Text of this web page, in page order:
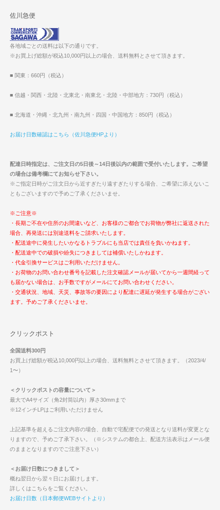
佐川急便
各地域ごとの送料は以下の通りです。
※お買上げ総額が税込10,000円以上の場合、送料無料とさせて頂きます。
■ 関東：660円（税込）
■ 信越・関西・北陸・北東北・南東北・北陸・中部地方：730円（税込）
■ 北海道・沖縄・北九州・南九州・四国・中国地方：850円（税込）
お届け日数確認はこちら（佐川急便HPより）
配達日時指定は、ご注文日の5日後～14日後以内の範囲で受付いたします。ご希望
の場合は備考欄にてお知らせ下さい。
※ご指定日時がご注文日から近すぎたり遠すぎたりする場合、ご希望に添えないこ
ともございますので予めご了承くださいませ。
※ご注意※
・長期ご不在や住所のお間違いなど、お客様のご都合でお荷物が弊社に返送された
場合、再発送には別途送料をご請求いたします。
・配送途中に発生したいかなるトラブルにも当店では責任を負いかねます。
・配送途中での破損や紛失につきましては補償いたしかねます。
・代金引換サービスはご利用いただけません。
・お荷物のお問い合わせ番号を記載した注文確認メールが届いてから一週間経って
も届かない場合は、お手数ですがメールにてお問い合わせください。
・交通状況、地域、天災、事故等の要因により配達に遅延が発生する場合がござい
ます。予めご了承くださいませ。
クリックポスト
全国送料300円
お買上げ総額が税込10,000円以上の場合、送料無料とさせて頂きます。（2023/4/
1〜）
＜クリックポストの容量について＞
最大でA4サイズ（角2封筒以内）厚さ30mmまで
※12インチLPはご利用いただけません
上記基準を超えるご注文内容の場合、自動で宅配便での発送となり送料が変更とな
りますので、予めご了承下さい。（※システムの都合上、配送方法表示はメール便
のままとなりますのでご注意下さい）
＜お届け日数につきまして＞
概ね翌日から翌々日にお届けします。
詳しくはこちらをご覧ください。
お届け日数（日本郵便WEBサイトより）